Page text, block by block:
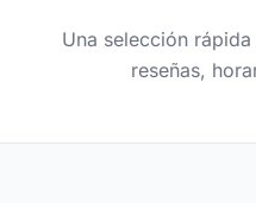
Una selección
reseñas,